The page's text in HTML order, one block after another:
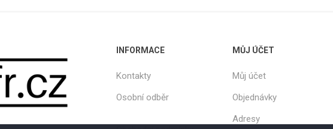
INFORMACE
Kontakty
Osobní odběr
MŮJ ÚČET
Můj účet
Objednávky
Adresy